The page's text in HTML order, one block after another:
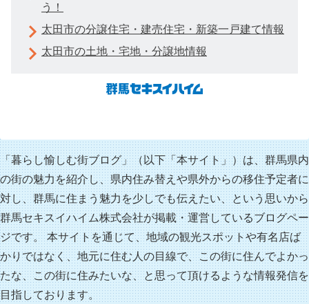
う！
太田市の分譲住宅・建売住宅・新築一戸建て情報
太田市の土地・宅地・分譲地情報
「暮らし愉しむ街ブログ」（以下「本サイト」）は、群馬県内
の街の魅力を紹介し、県内住み替えや県外からの移住予定者に
対し、群馬に住まう魅力を少しでも伝えたい、という思いから
群馬セキスイハイム株式会社が掲載・運営しているブログペー
ジです。 本サイトを通じて、地域の観光スポットや有名店ば
かりではなく、地元に住む人の目線で、この街に住んでよかっ
たな、この街に住みたいな、と思って頂けるような情報発信を
目指しております。